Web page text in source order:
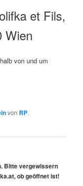
et Fils,
Wien
von und um
von RP.
Bitte vergewissern
ob geöffnet ist!